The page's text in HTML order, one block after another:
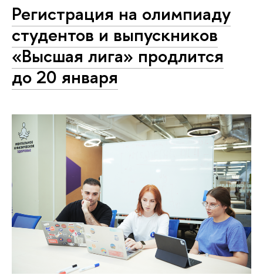
Регистрация на олимпиаду
студентов и выпускников
«Высшая лига» продлится
до 20 января